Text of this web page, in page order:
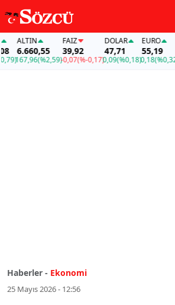
ALTIN
6.660,55
167,96(%2,59)
FAİZ
39,92
-0,07(%-0,17)
DOLAR
47,71
0,09(%0,18)
EURO
55,19
0,18(%0,32)
Haberler - Ekonomi
25 Mayıs 2026 - 12:56